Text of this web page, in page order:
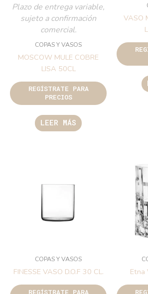
Plazo de entrega variable,
sujeto a confirmación
comercial.
COPAS Y VASOS
MOSCOW MULE COBRE
LISA 50CL
REGÍSTRATE PARA
PRECIOS
LEER MÁS
VASO
COPAS Y VASOS
FINESSE VASO D.O.F 30 CL.
REGÍSTRATE PARA
Etna